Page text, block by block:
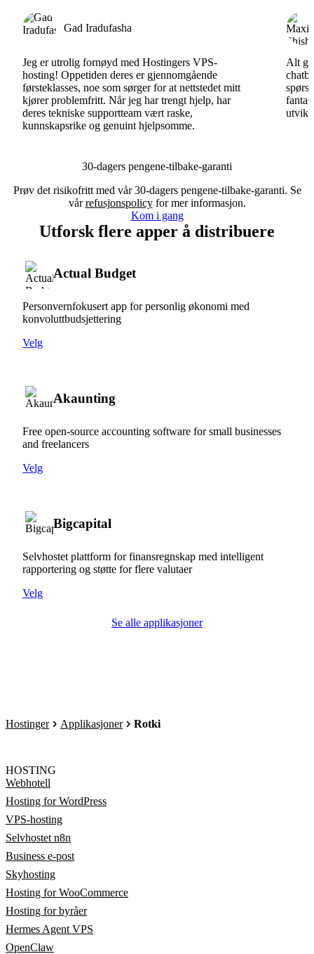
Gad Iradufasha
Jeg er utrolig fornøyd med Hostingers VPS-
hosting! Oppetiden deres er gjennomgående
førsteklasses, noe som sørger for at nettstedet mitt
kjører problemfritt. Når jeg har trengt hjelp, har
deres tekniske supportteam vært raske,
kunnskapsrike og genuint hjelpsomme.
Alt
30-dagers pengene-tilbake-garanti
Prøv det risikofritt med vår 30-dagers pengene-tilbake-garanti. Se
vårrefusjonspolicyfor mer informasjon.
Kom i gang
Utforsk flere apper å distribuere
Actual Budget
Personvernfokusert app for personlig økonomi med
konvoluttbudsjettering
Velg
Akaunting
Free open-source accounting software for small businesses
and freelancers
Velg
Bigcapital
Selvhostet plattform for finansregnskap med intelligent
rapportering og støtte for flere valutaer
Velg
Se alle applikasjoner
Hostinger Applikasjoner Rotki
HOSTING
Webhotell
Hosting for WordPress
VPS-hosting
Selvhostet n8n
Business e-post
Skyhosting
Hosting for WooCommerce
Hosting for byråer
Hermes Agent VPS
OpenClaw